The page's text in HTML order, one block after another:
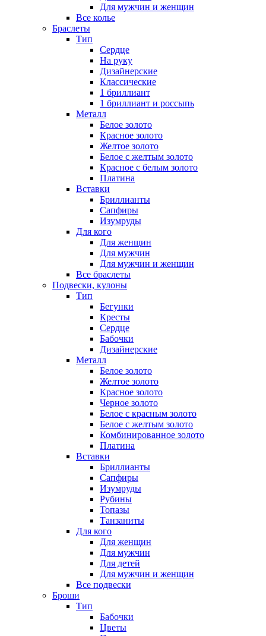
Для мужчин и женщин
Все колье
Браслеты
Тип
Сердце
На руку
Дизайнерские
Классические
1 бриллиант
1 бриллиант и россыпь
Металл
Белое золото
Красное золото
Желтое золото
Белое с желтым золото
Красное с белым золото
Платина
Вставки
Бриллианты
Сапфиры
Изумруды
Для кого
Для женщин
Для мужчин
Для мужчин и женщин
Все браслеты
Подвески, кулоны
Тип
Бегунки
Кресты
Сердце
Бабочки
Дизайнерские
Металл
Белое золото
Желтое золото
Красное золото
Черное золото
Белое с красным золото
Белое с желтым золото
Комбинированное золото
Платина
Вставки
Бриллианты
Сапфиры
Изумруды
Рубины
Топазы
Танзаниты
Для кого
Для женщин
Для мужчин
Для детей
Для мужчин и женщин
Все подвески
Броши
Тип
Бабочки
Цветы